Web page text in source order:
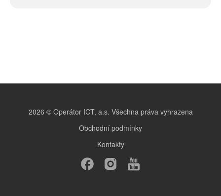
2026 © Operátor ICT, a.s. Všechna práva vyhrazena
Obchodní podmínky
Kontakty